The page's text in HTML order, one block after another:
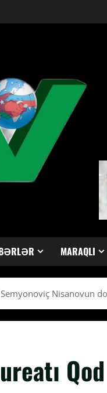
MARAQLI
Semyonoviç Nisanovun